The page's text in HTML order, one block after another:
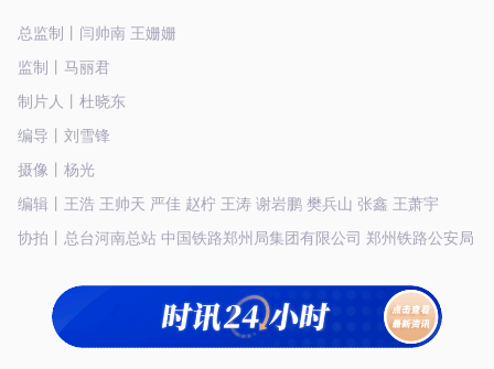
总监制丨闫帅南 王姗姗
监制丨马丽君
制片人丨杜晓东
编导丨刘雪锋
摄像丨杨光
编辑丨王浩 王帅天 严佳 赵柠 王涛 谢岩鹏 樊兵山 张鑫 王萧宇
协拍丨总台河南总站 中国铁路郑州局集团有限公司 郑州铁路公安局